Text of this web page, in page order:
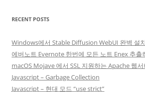
RECENT POSTS
Windows에서 Stable Diffusion WebUI 완벽 설
에버노트 Evernote 한번에 모든 노트 Enex 추출
macOS Mojave 에서 SSL 지원하는 Apache 웹
Javascript – Garbage Collection
Javascript – 현대 모드 “use strict”